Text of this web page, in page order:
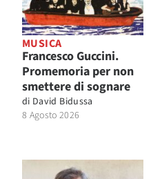
MUSICA
Francesco Guccini.
Promemoria per non
smettere di sognare
di David Bidussa
8 Agosto 2026